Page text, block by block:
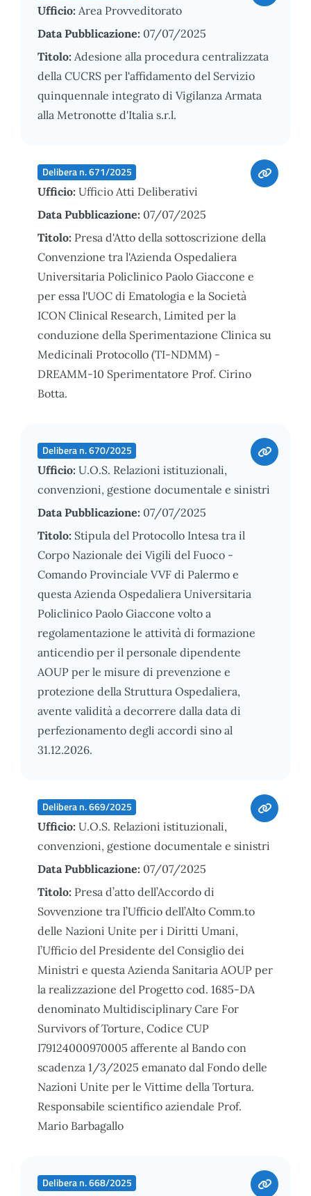
Ufficio: Area Provveditorato
Data Pubblicazione: 07/07/2025
Titolo: Adesione alla procedura centralizzata
della CUCRS per l'affidamento del Servizio
quinquennale integrato di Vigilanza Armata
alla Metronotte d'Italia s.r.l.
Delibera n. 671/2025
Ufficio: Ufficio Atti Deliberativi
Data Pubblicazione: 07/07/2025
Titolo: Presa d'Atto della sottoscrizione della
Convenzione tra l'Azienda Ospedaliera
Universitaria Policlinico Paolo Giaccone e
per essa l'UOC di Ematologia e la Società
ICON Clinical Research, Limited per la
conduzione della Sperimentazione Clinica su
Medicinali Protocollo (TI-NDMM) -
DREAMM-10 Sperimentatore Prof. Cirino
Botta.
Delibera n. 670/2025
Ufficio: U.O.S. Relazioni istituzionali,
convenzioni, gestione documentale e sinistri
Data Pubblicazione: 07/07/2025
Titolo: Stipula del Protocollo Intesa tra il
Corpo Nazionale dei Vigili del Fuoco -
Comando Provinciale VVF di Palermo e
questa Azienda Ospedaliera Universitaria
Policlinico Paolo Giaccone volto a
regolamentazione le attività di formazione
anticendio per il personale dipendente
AOUP per le misure di prevenzione e
protezione della Struttura Ospedaliera,
avente validità a decorrere dalla data di
perfezionamento degli accordi sino al
31.12.2026.
Delibera n. 669/2025
Ufficio: U.O.S. Relazioni istituzionali,
convenzioni, gestione documentale e sinistri
Data Pubblicazione: 07/07/2025
Titolo: Presa d’atto dell’Accordo di
Sovvenzione tra l’Ufficio dell’Alto Comm.to
delle Nazioni Unite per i Diritti Umani,
l’Ufficio del Presidente del Consiglio dei
Ministri e questa Azienda Sanitaria AOUP per
la realizzazione del Progetto cod. 1685-DA
denominato Multidisciplinary Care For
Survivors of Torture, Codice CUP
I79124000970005 afferente al Bando con
scadenza 1/3/2025 emanato dal Fondo delle
Nazioni Unite per le Vittime della Tortura.
Responsabile scientifico aziendale Prof.
Mario Barbagallo
Delibera n. 668/2025